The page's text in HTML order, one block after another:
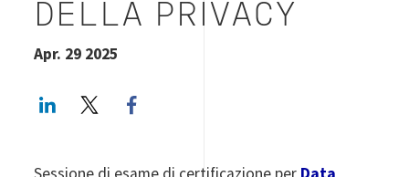
DELLA PRIVACY
Apr. 29 2025
LinkedInTwitter
Sessione di esame di certificazione per Data